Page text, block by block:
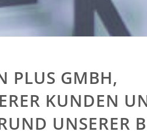
PLUS GMBH,
KUNDEN
UNSERER